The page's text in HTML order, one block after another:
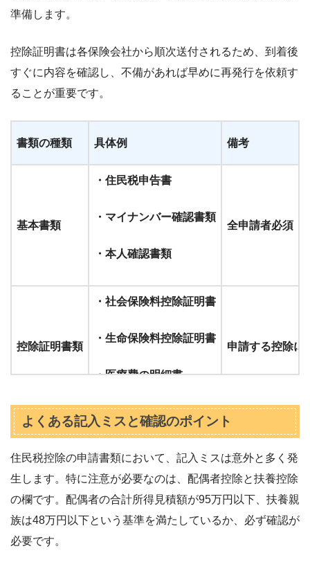
準備します。
控除証明書は各保険会社から順次送付されるため、到着後
すぐに内容を確認し、不備があれば早めに再発行を依頼す
ることが重要です。
書類の種類 具体例 備考
基本書類
・住民税申告書
・マイナンバー確認書類
・本人確認書類
全申請者必須
控除証明書類
・社会保険料控除証明書
・生命保険料控除証明書
・医療費の明細書
申請する控除に
・障害者手帳
・寄附金受領証
よくある記入ミスと確認のポイント
住民税控除の申請書類において、記入ミスは意外と多く発
生します。特に注意が必要なのは、配偶者控除と扶養控除
の欄です。配偶者の合計所得見積額が95万円以下、扶養親
族は48万円以下という基準を満たしているか、必ず確認が
必要です。